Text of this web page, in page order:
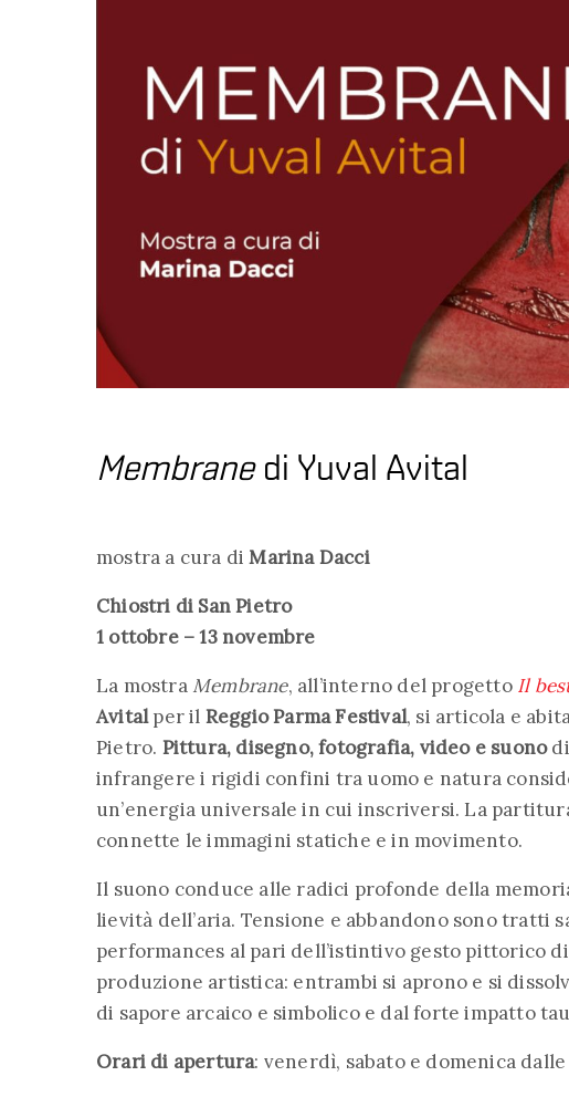
Membrane di Yuval Avital
mostra a cura diMarina Dacci
Chiostri di San Pietro
1 ottobre – 13 novembre
La mostra Membrane, all’interno del progetto Il
Avitalper il Reggio Parma Festival, si articola e
Pietro. Pittura, disegno, fotografia, video e suono
infrangere i rigidi confini tra uomo e natura
un’energia universale in cui inscriversi. La
connette le immagini statiche e in movimento.
Il suono conduce alle radici profonde della
lievità dell’aria. Tensione e abbandono sono tratti
performances al pari dell’istintivo gesto pittorico
produzione artistica: entrambi si aprono e si
di sapore arcaico e simbolico e dal forte impatto
Orari di apertura: venerdì, sabato e domenica dalle